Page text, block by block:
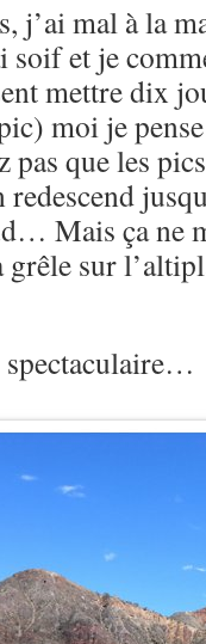
j’ai mal à la
soif et je
mettre dix
moi je
que les
Mais ça ne
grêle sur
spectaculaire…